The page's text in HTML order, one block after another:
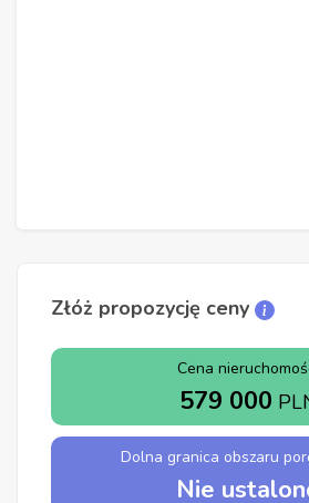
Złóż propozycję ceny
Cena
579 000
Dolna granica obszaru
Nie